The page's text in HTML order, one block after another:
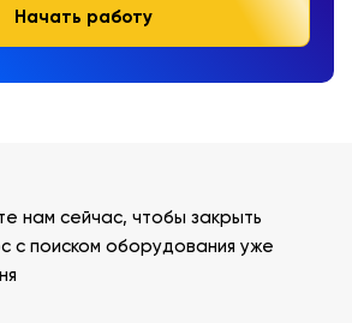
Начать работу
нам сейчас, чтобы закрыть
с поиском оборудования уже